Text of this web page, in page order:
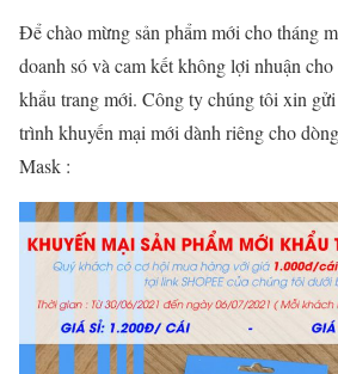
Để chào mừng sản phẩm mới cho tháng
doanh só và cam kết không lợi nhuận
khẩu trang mới. Công ty chúng tôi xin
trình khuyến mại mới dành riêng cho
Mask :